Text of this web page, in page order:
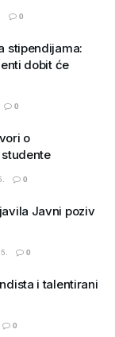
0
stipendijama:
dobit će
0
o
0
Javni poziv
0
i talentirani
0